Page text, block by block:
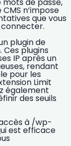
de passe,
n’impose
que vous
plugin de
. Ces plugins
IP après un
rendant
pour les
Limit
également
des seuils
à /wp-
est efficace